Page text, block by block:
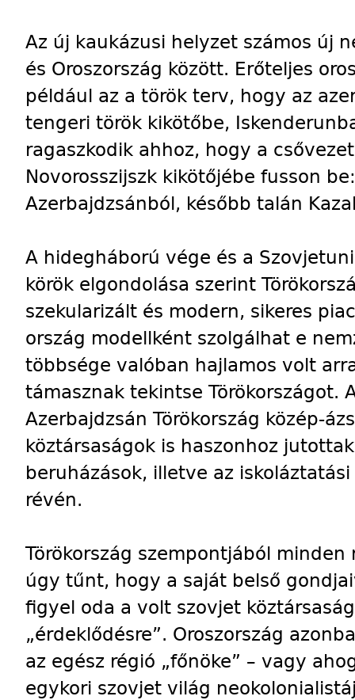
Az új kaukázusi helyzet számos új
és Oroszország között. Erőteljes
például az a török terv, hogy az
tengeri török kikötőbe,
ragaszkodik ahhoz, hogy a
Novorosszijszk kikötőjébe fusson
Azerbajdzsánból, később talán
A hidegháború vége és a
körök elgondolása szerint
szekularizált és modern, sikeres
ország modellként szolgálhat e
többsége valóban hajlamos volt
támasznak tekintse Törökországot.
Azerbajdzsán Törökország közép-
köztársaságok is haszonhoz
beruházások, illetve az
révén.
Törökország szempontjából
úgy tűnt, hogy a saját belső
figyel oda a volt szovjet
„érdeklődésre”. Oroszország
az egész régió „főnöke” – vagy
egykori szovjet világ